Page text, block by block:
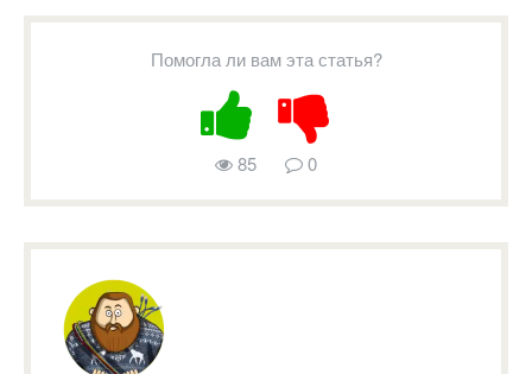
Помогла ли вам эта статья?
85 0